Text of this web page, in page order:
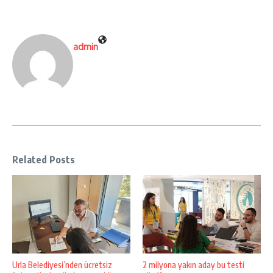
admin
Related Posts
Urla Belediyesi’nden ücretsiz
2 milyona yakın aday bu testi